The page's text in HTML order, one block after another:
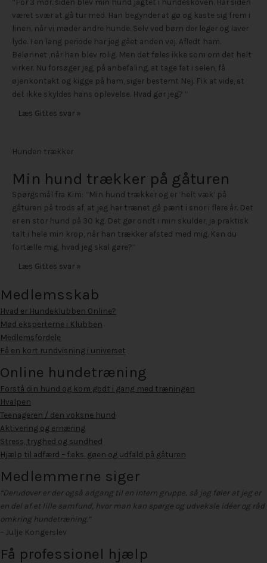
været svær at gå tur med. Han begynder at gø og kaste sig frem i
linen, når vi møder andre hunde. Selv ved børn der leger og laver
lyde. I en lang periode har jeg gået anden vej. Afledt ham.
Belønnet ,når han blev rolig. Men det føles ikke som om det helt
virker. Nu forsøger jeg, på anbefaling, at tage fat i selen, få
øjenkontakt og kigge på ham, siger bestemt Nej. Fik at vide, at
det ikke skyldes hans oplevelse. Hvad gør jeg? ”
Læs Gittes svar »
Hunden trækker
Min hund trækker på gåturen
Spørgsmål fra Kim: “Min hund trækker og er ‘helt væk’ på
gåturen på trods af, at jeg har trænet gå pænt i snor i flere år. Det
er en stor hund på 30 kg. Det gør ondt i min skulder, ja praktisk
talt i hele min krop, når han trækker afsted med mig. Kan du
fortælle mig, hvad jeg skal gøre?”
Læs Gittes svar »
Medlemsskab
Hvad er Hundeklubben Online?
Mød eksperterne i Klubben
Medlemsfordele
Få en kort rundvisning i universet
Online hundetræning
Forstå din hund og kom godt i gang med træningen
Hvalpen
Teenageren / den voksne hund
Aktivering og ernæring
Stress, tryghed og sundhed
Hjælp til adfærd – f.eks. gøen og udfald på gåturen
Medlemmerne siger
“Derudover er der også adgang til en intern gruppe, så jeg føler at jeg er
en del af et lille samfund, hvor man kan spørge og udveksle idéer og råd
omkring hundetræning.”
– Julje Kongerslev
Få professionel hjælp